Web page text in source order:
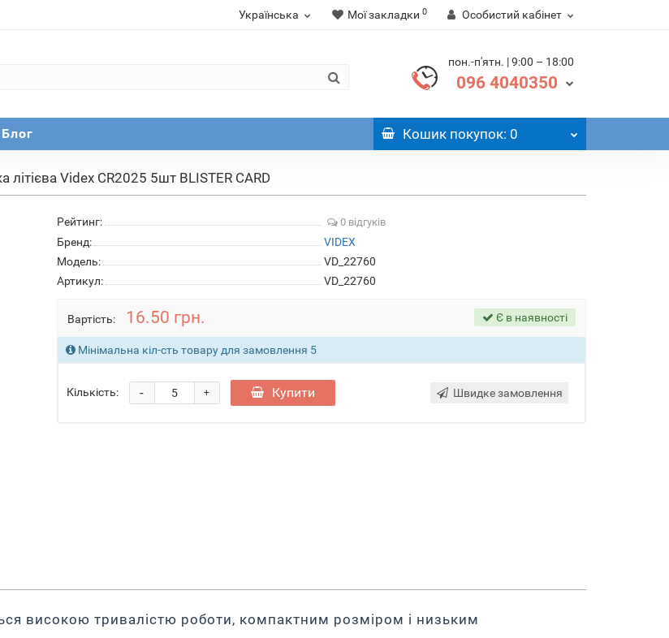
Українська Мої закладки 0 Особистий кабінет
пон.-п'ятн. | 9:00 – 18:00
096 4040350
Блог Кошикпокупок: 0
літієва Videx CR2025 5шт BLISTER CARD
Рейтинг: 0 відгуків
Бренд:
VIDEX
Модель:
VD_22760
Артикул:
VD_22760
Вартість: 16.50 грн. Є в наявності
Мінімальна кіл-сть товару для замовлення 5
Кількість: +
- Купити Швидке замовлення
високою тривалістю роботи, компактним розміром і низьким